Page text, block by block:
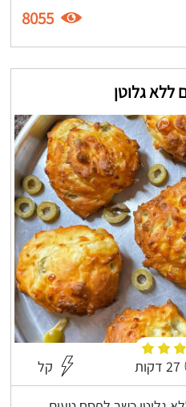
8055
ללא גלוטן
27 דקות קל